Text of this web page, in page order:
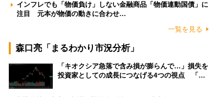
インフレでも「物価負け」しない金融商品「物価連動国債」に
注目 元本が物価の動きに合わせ…
一覧を見る
森口亮「まるわかり市況分析」
「キオクシア急落で含み損が膨らんで…」損失を
投資家としての成長につなげる4つの視点 「…